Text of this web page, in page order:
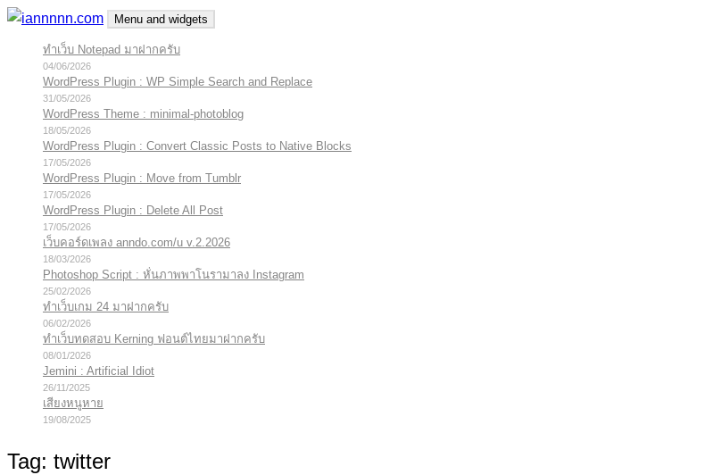
Skip
content
iannnnn.com
ความจริงมีสองด้าน คือจริงของมึง กับจริงของกู
Menu and widgets
ทำเว็บ Notepad มาฝากครับ
04/06/2026
WordPress Plugin : WP Simple Search and Replace
31/05/2026
WordPress Theme : minimal-photoblog
18/05/2026
WordPress Plugin : Convert Classic Posts to Native Blocks
17/05/2026
WordPress Plugin : Move from Tumblr
17/05/2026
WordPress Plugin : Delete All Post
17/05/2026
เว็บคอร์ดเพลง anndo.com/u v.2.2026
18/03/2026
Photoshop Script : หั่นภาพพาโนรามาลง Instagram
25/02/2026
ทำเว็บเกม 24 มาฝากครับ
06/02/2026
ทำเว็บทดสอบ Kerning ฟอนต์ไทยมาฝากครับ
08/01/2026
Jemini : Artificial Idiot
26/11/2025
เสียงหนูหาย
19/08/2025
Tag: twitter